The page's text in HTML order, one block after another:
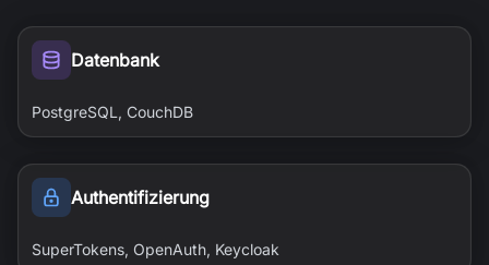
Datenbank
PostgreSQL, CouchDB
Authentifizierung
SuperTokens, OpenAuth, Keycloak